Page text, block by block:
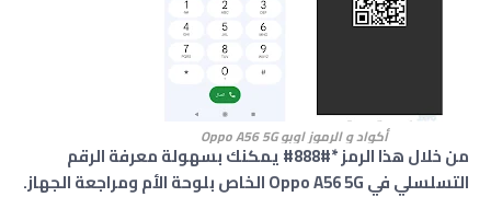
أكواد و الرموز اوبو Oppo A56 5G
من خلال هذا الرمز *#888# يمكنك بسهولة معرفة الرقم
التسلسلي في Oppo A56 5G الخاص بلوحة الأم ومراجعة الجهاز.